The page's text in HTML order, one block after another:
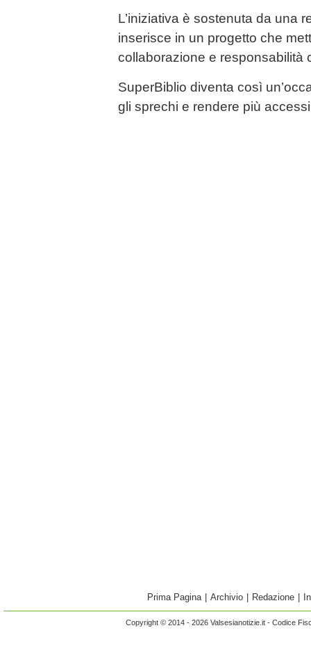
L’iniziativa è sostenuta da una
inserisce in un progetto che
collaborazione e responsabilità
SuperBiblio diventa così
gli sprechi e rendere più
Prima Pagina Archivio Redazione
Copyright © 2014 - 2026 Valsesianotizie.it - Codice